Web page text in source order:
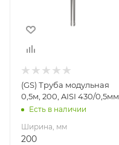
500
Материал
Нержавеющая
сталь
Производитель
(GS) Труба модульная
0,5м, 200, AISI 430/0,5мм
Есть в наличии
Ширина, мм
200